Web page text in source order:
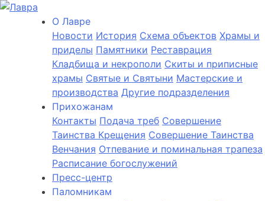
О Лаврe
Новости История Cхема объектов Храмы и
приделы Памятники Реставрация
Кладбища и некрополи Скиты и приписные
храмы Святые и Святыни Мастерские и
производства Другие подразделения
Прихожанам
Контакты Подача треб Совершение
Таинства Крещения Совершение Таинства
Венчания Отпевание и поминальная трапеза
Расписание богослужений
Пресс-центр
Паломникам